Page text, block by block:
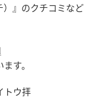
）』のクチコミなど
す。
トウ拝